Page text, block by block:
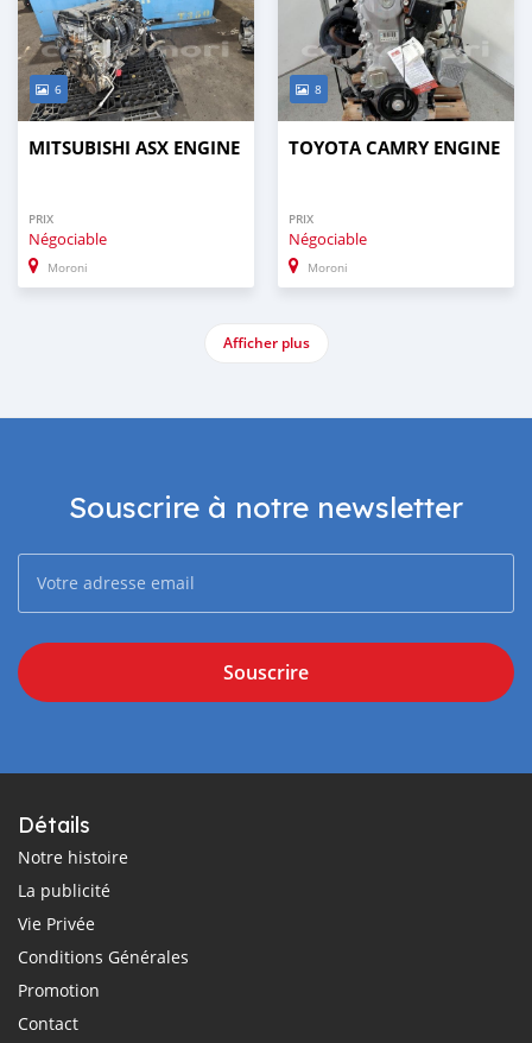
6
MITSUBISHI ASX ENGINE
PRIX
Négociable
Moroni
8
TOYOTA CAMRY ENGINE
PRIX
Négociable
Moroni
Afficher plus
Souscrire à notre newsletter
Souscrire
Détails
Notre histoire
La publicité
Vie Privée
Conditions Générales
Promotion
Contact